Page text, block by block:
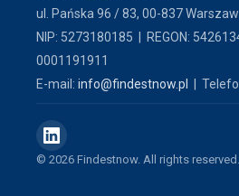
ul. Pańska 96 / 83, 00-837
NIP: 5273180185 | REGON:
0001191911
E-mail: info@findestnow.pl |
© 2026 Findestnow. All rights reserved.